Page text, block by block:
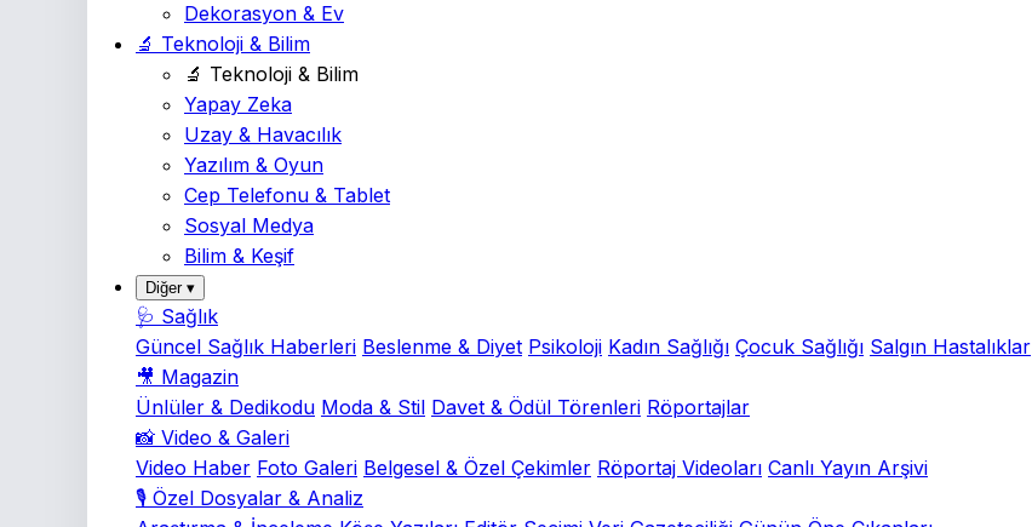
Dekorasyon & Ev
🔬 Teknoloji & Bilim
🔬 Teknoloji & Bilim
Yapay Zeka
Uzay & Havacılık
Yazılım & Oyun
Cep Telefonu & Tablet
Sosyal Medya
Bilim & Keşif
Diğer ▾
🩺 Sağlık
Güncel Sağlık Haberleri Beslenme & Diyet Psikoloji Kadın Sağlığı Çocuk Sağlığı Salgın Hastalıklar
🎥 Magazin
Ünlüler & Dedikodu Moda & Stil Davet & Ödül Törenleri Röportajlar
📸 Video & Galeri
Video Haber Foto Galeri Belgesel & Özel Çekimler Röportaj Videoları Canlı Yayın Arşivi
🎙️ Özel Dosyalar & Analiz